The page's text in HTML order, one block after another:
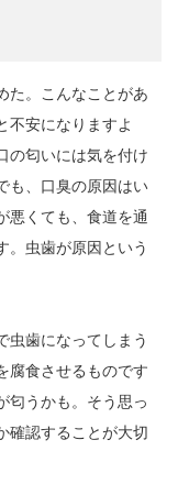
た。こんなことがあ
不安になりますよ
の匂いには気を付け
も、口臭の原因はい
悪くても、食道を通
。虫歯が原因という
虫歯になってしまう
腐食させるものです
匂うかも。そう思っ
確認することが大切